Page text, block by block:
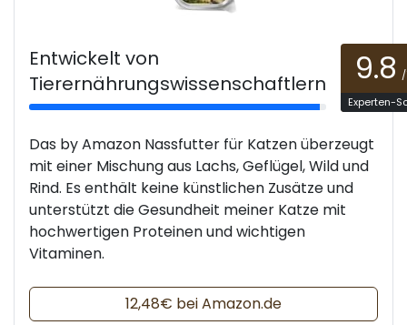
Entwickelt von
Tierernährungswissenschaftlern
9.8
Experten-
Das by Amazon Nassfutter für Katzen überzeugt
mit einer Mischung aus Lachs, Geflügel, Wild und
Rind. Es enthält keine künstlichen Zusätze und
unterstützt die Gesundheit meiner Katze mit
hochwertigen Proteinen und wichtigen
Vitaminen.
12,48€ bei Amazon.de